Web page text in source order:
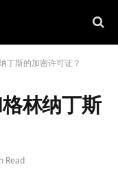
丁斯的加密许可证？
林纳丁斯
Read